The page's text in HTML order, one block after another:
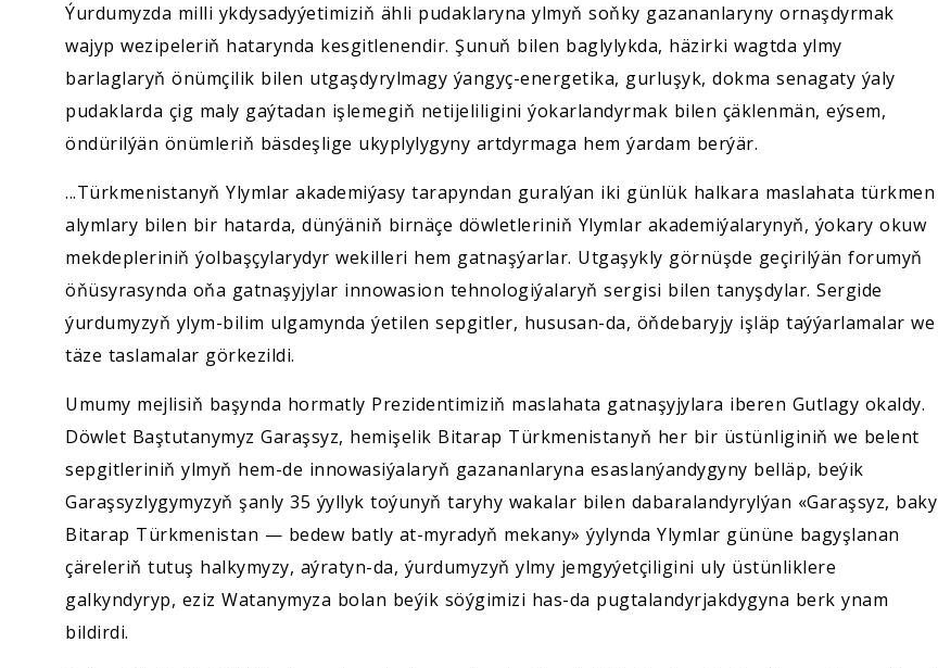
Ýurdumyzda milli ykdysadyýetimiziň ähli pudaklaryna ylmyň soňky gazananlaryny ornaşdyrmak
wajyp wezipeleriň hatarynda kesgitlenendir. Şunuň bilen baglylykda, häzirki wagtda ylmy
barlaglaryň önümçilik bilen utgaşdyrylmagy ýangyç-energetika, gurluşyk, dokma senagaty ýaly
pudaklarda çig maly gaýtadan işlemegiň netijeliligini ýokarlandyrmak bilen çäklenmän, eýsem,
öndürilýän önümleriň bäsdeşlige ukyplylygyny artdyrmaga hem ýardam berýär.
...Türkmenistanyň Ylymlar akademiýasy tarapyndan guralýan iki günlük halkara maslahata türkmen
alymlary bilen bir hatarda, dünýäniň birnäçe döwletleriniň Ylymlar akademiýalarynyň, ýokary okuw
mekdepleriniň ýolbaşçylarydyr wekilleri hem gatnaşýarlar. Utgaşykly görnüşde geçirilýän forumyň
öňüsyrasynda oňa gatnaşyjylar innowasion tehnologiýalaryň sergisi bilen tanyşdylar. Sergide
ýurdumyzyň ylym-bilim ulgamynda ýetilen sepgitler, hususan-da, öňdebaryjy işläp taýýarlamalar we
täze taslamalar görkezildi.
Umumy mejlisiň başynda hormatly Prezidentimiziň maslahata gatnaşyjylara iberen Gutlagy okaldy.
Döwlet Baştutanymyz Garaşsyz, hemişelik Bitarap Türkmenistanyň her bir üstünliginiň we belent
sepgitleriniň ylmyň hem-de innowasiýalaryň gazananlaryna esaslanýandygyny belläp, beýik
Garaşsyzlygymyzyň şanly 35 ýyllyk toýunyň taryhy wakalar bilen dabaralandyrylýan «Garaşsyz, baky
Bitarap Türkmenistan — bedew batly at-myradyň mekany» ýylynda Ylymlar gününe bagyşlanan
çäreleriň tutuş halkymyzy, aýratyn-da, ýurdumyzyň ylmy jemgyýetçiligini uly üstünliklere
galkyndyryp, eziz Watanymyza bolan beýik söýgimizi has-da pugtalandyrjakdygyna berk ynam
bildirdi.